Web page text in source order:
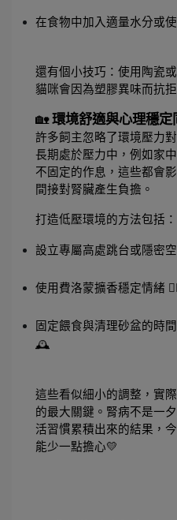
在食物中加入適量水分或
還有個小技巧：使用陶瓷
貓咪會因為塑膠異味而抗拒
🏡 環境舒適與心理穩定
許多飼主忽略了環境壓力
長期處於壓力中，例如家
不固定的作息，這些都會
間接對腎臟產生負擔。
打造低壓環境的方法包括：
設立專屬高處跳台或隱密
使用費洛蒙擴香穩定情緒
固定餵食與清理砂盆的時
🕰️
這些看似細小的調整，實
的最大關鍵。腎病不是一
活習慣累積出來的結果，
能少一點擔心💛